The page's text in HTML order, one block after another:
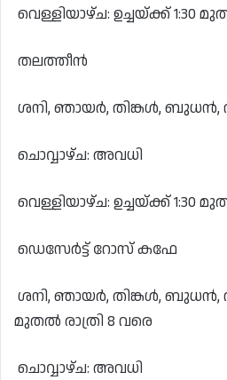
വെള്ളിയാഴ്ച: ഉച്ചയ്ക്ക് 1:30
തലത്തീൻ
ശനി, ഞായർ, തിങ്കൾ, ബുധൻ,
ചൊവ്വാഴ്ച: അവധി
വെള്ളിയാഴ്ച: ഉച്ചയ്ക്ക് 1:30
ഡെസേർട്ട് റോസ് കഫേ
ശനി, ഞായർ, തിങ്കൾ, ബുധൻ,
മുതൽ രാത്രി 8 വരെ
ചൊവ്വാഴ്ച: അവധി